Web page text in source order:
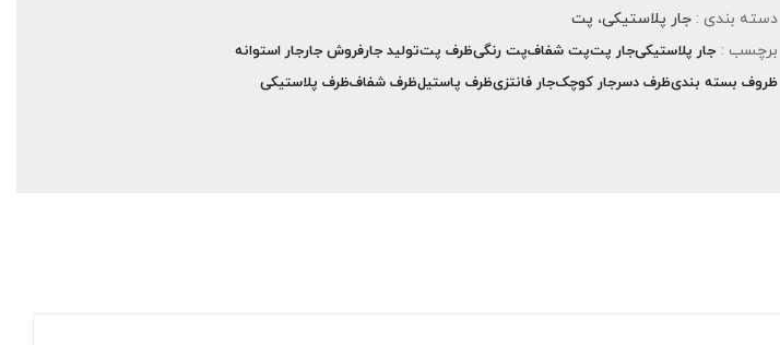
دسته بندی :جار پلاستیکی، پت
برچسب : جار پلاستیکیجار پتپت شفافپت رنگیظرف پتتولید جارفروش جارجار استوانه
ظروف بسته بندیظرف دسرجار کوچکجار فانتزیظرف پاستیلظرف شفافظرف پلاستیکی